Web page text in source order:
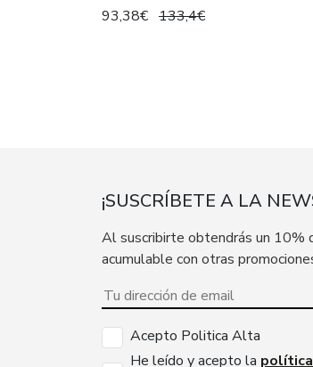
93,38€ 133,4€
¡SUSCRÍBETE A LA
Al suscribirte obtendrás un 10%
acumulable con otras
Acepto Politica Alta
He leído y acepto la